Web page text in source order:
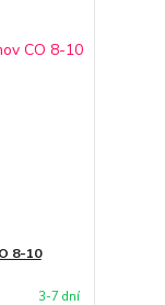
8-10
3-7 dní